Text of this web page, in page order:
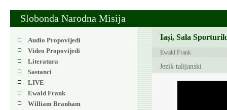
Slobonda Narodna Misija
Audio Propovijedi
Video Propovijedi
Literatura
Sastanci
LIVE
Ewald Frank
William Branham
Iași, Sala
Ewald Frank
Jezik talijanski